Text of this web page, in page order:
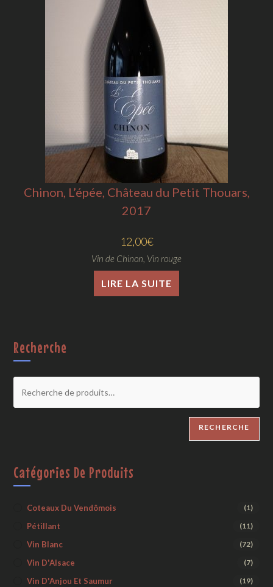
Chinon, L’épée, Château du Petit Thouars,
2017
12,00€
Vin de Chinon Vin rouge
LIRE LA SUITE
Recherche
RECHERCHE
Catégories De Produits
Coteaux Du Vendômois (1)
Pétillant (11)
Vin Blanc (72)
Vin D'Alsace (7)
Vin D'Anjou Et Saumur (19)